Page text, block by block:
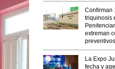
Confirman
triquinosis
extreman
preventivos
La Expo
fecha y